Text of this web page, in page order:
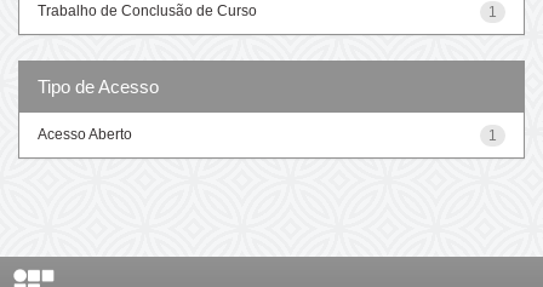
1
Trabalho de Conclusão de Curso
Tipo de Acesso
1
Acesso Aberto